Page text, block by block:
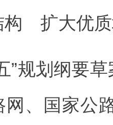
构 扩大优
”规划纲要
网、国家公